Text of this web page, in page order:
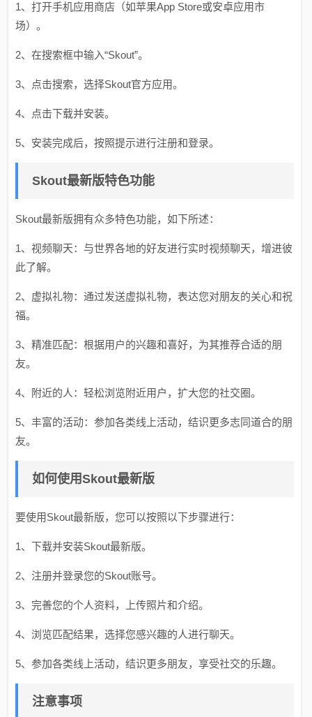
1、打开手机应用商店（如苹果App Store或安卓应用市
场）。
2、在搜索框中输入“Skout”。
3、点击搜索，选择Skout官方应用。
4、点击下载并安装。
5、安装完成后，按照提示进行注册和登录。
Skout最新版特色功能
Skout最新版拥有众多特色功能，如下所述：
1、视频聊天：与世界各地的好友进行实时视频聊天，增进彼
此了解。
2、虚拟礼物：通过发送虚拟礼物，表达您对朋友的关心和祝
福。
3、精准匹配：根据用户的兴趣和喜好，为其推荐合适的朋
友。
4、附近的人：轻松浏览附近用户，扩大您的社交圈。
5、丰富的活动：参加各类线上活动，结识更多志同道合的朋
友。
如何使用Skout最新版
要使用Skout最新版，您可以按照以下步骤进行：
1、下载并安装Skout最新版。
2、注册并登录您的Skout账号。
3、完善您的个人资料，上传照片和介绍。
4、浏览匹配结果，选择您感兴趣的人进行聊天。
5、参加各类线上活动，结识更多朋友，享受社交的乐趣。
注意事项